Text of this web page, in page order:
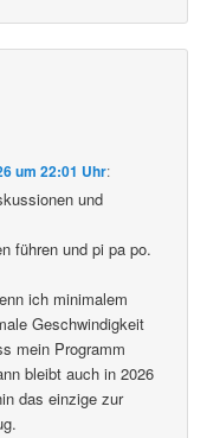
um 22:01 Uhr:
und
führen und pi pa po.
ich minimalem
Geschwindigkeit
mein Programm
bleibt auch in 2026
das einzige zur